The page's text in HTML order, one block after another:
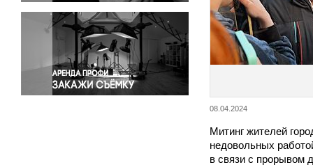
Светская жизнь
Спорт
Экология
Экономика и бизнес
08.04.2024
Митинг жителей
недовольных
в связи с